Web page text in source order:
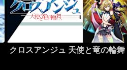
クロスアンジュ 天使と竜の輪舞